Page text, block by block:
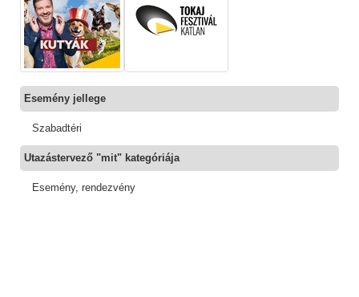
Esemény jellege
Szabadtéri
Utazástervező "mit" kategóriája
Esemény, rendezvény